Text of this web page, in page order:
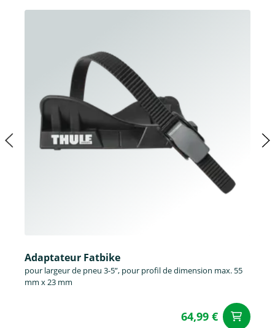
Adaptateur Fatbike
pour largeur de pneu 3-5”, pour profil de dimension max. 55
mm x 23 mm
64,99 €